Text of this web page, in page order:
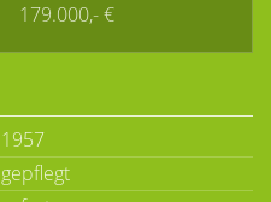
179.000,- €
1957
gepflegt